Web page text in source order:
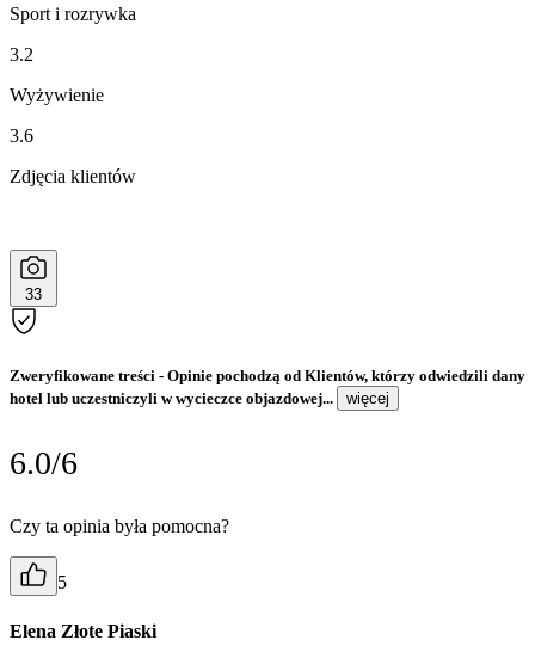
Sport i rozrywka
3.2
Wyżywienie
3.6
Zdjęcia klientów
33
Zweryfikowane treści - Opinie pochodzą od Klientów, którzy odwiedzili dany
hotel lub uczestniczyli w wycieczce objazdowej...
więcej
6.0/6
Czy ta opinia była pomocna?
5
Elena Złote Piaski